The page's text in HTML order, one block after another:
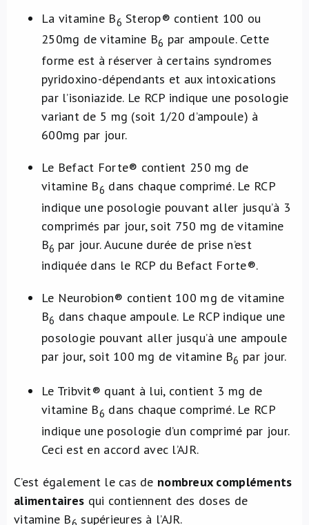
La vitamine B6 Sterop® contient 100 ou
250mg de vitamine B6 par ampoule. Cette
forme est à réserver à certains syndromes
pyridoxino-dépendants et aux intoxications
par l’isoniazide. Le RCP indique une posologie
variant de 5 mg (soit 1/20 d’ampoule) à
600mg par jour.
Le Befact Forte® contient 250 mg de
vitamine B6 dans chaque comprimé. Le RCP
indique une posologie pouvant aller jusqu’à 3
comprimés par jour, soit 750 mg de vitamine
B6 par jour. Aucune durée de prise n’est
indiquée dans le RCP du Befact Forte®.
Le Neurobion® contient 100 mg de vitamine
B6 dans chaque ampoule. Le RCP indique une
posologie pouvant aller jusqu’à une ampoule
par jour, soit 100 mg de vitamine B6 par jour.
Le Tribvit® quant à lui, contient 3 mg de
vitamine B6 dans chaque comprimé. Le RCP
indique une posologie d’un comprimé par jour.
Ceci est en accord avec l’AJR.
C’est également le cas de nombreux compléments
alimentaires qui contiennent des doses de
vitamine B
supérieures à l’AJR.